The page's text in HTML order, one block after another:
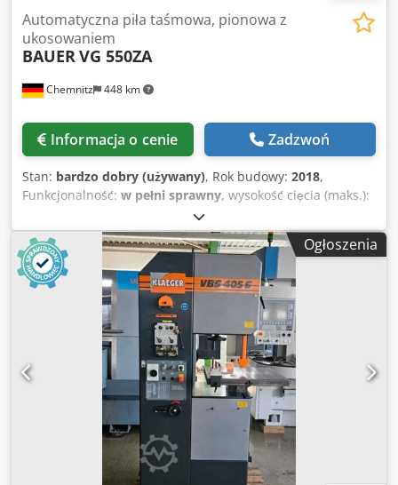
Chemnitz 448 km
Automatyczna piła taśmowa, pionowa z
ukosowaniem
BAUERVG 550ZA
Informacja o cenie Zadzwoń
Stan: bardzo dobry (używany), Rok budowy: 2018,
Funkcjonalność: w pełni sprawny, wysokość cięcia (maks.):
, szerokość cięcia (maks.):
obrotowa (maks.):120 obr./min, masa całkowita:3 500 kg,
Automatyczna piła taśmowa z możliwością cięcia pod
kątem Zakres cięcia: 90° (okrąg) 530 mm 90° (płaski) 530 x
800 mm 45° (płaski) 530 x 520 mm 30° (płaski) 530 x 320
mm Kąt cięcia: 45°–0°–60° Silnik piły: 3,0 kW Prędkość
taśmy: 20–120 m/min, płynna regulacja Długość posuwu:
1500 mm Wyposażenie: Dedezkrqtspfx Aiysck Stelaż
maszyny z tacą na wióry, hydrauliczna regulacja siły
nacisku piły Płynna regulacja prędkości taśmy,
hydrauliczna regulacja ramienia prowadzącego
Smarowanie minimalną ilością, automatyczne wyłączenie
po zakończeniu cięcia Szczotka do usuwania wiórów,
hydrauliczna regulacja kąta cięcia, hydrauliczne napinanie
zacisku Hydrauliczne napinanie taśmy piły, instrukcja
Ogłoszenia